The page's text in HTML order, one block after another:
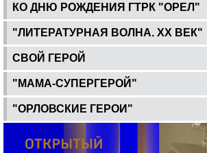
КО ДНЮ РОЖДЕНИЯ ГТРК "ОРЕЛ"
"ЛИТЕРАТУРНАЯ ВОЛНА. ХХ ВЕК"
СВОЙ ГЕРОЙ
"МАМА-СУПЕРГЕРОЙ"
"ОРЛОВСКИЕ ГЕРОИ"